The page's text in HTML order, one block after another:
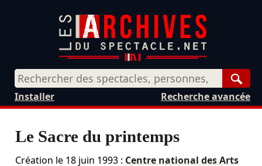
Recherche avancée
Installer
Le Sacre du printemps
Création le 18 juin 1993: Centre national des Arts